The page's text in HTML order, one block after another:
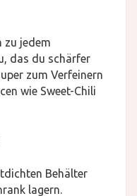
zu jedem
das du schärfer
zum Verfeinern
wie Sweet-Chili
Behälter
lagern.